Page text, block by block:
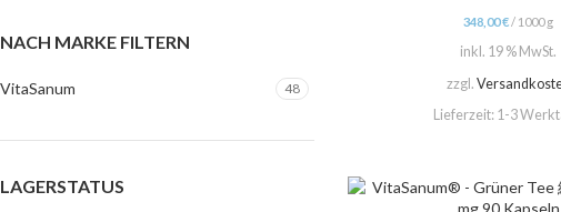
NACH MARKE FILTERN
VitaSanum 48
LAGERSTATUS
348,00€/ 1000 g
inkl. 19 % MwSt.
zzgl.
Lieferzeit: 1-3